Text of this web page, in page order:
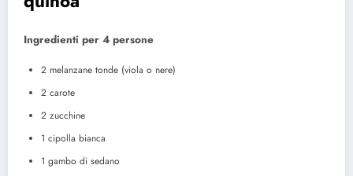
Ingredienti per 4 persone
2 melanzane tonde (viola o nere)
2 carote
2 zucchine
1 cipolla bianca
1 gambo di sedano